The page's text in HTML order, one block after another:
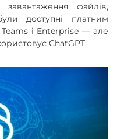
завантаження файлів,
доступні платним
і Enterprise — але
ChatGPT.